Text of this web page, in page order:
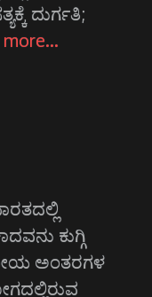
ದುರ್ಗತಿ;
more…
ಕುಗ್ಗಿ
ಅಂತರಗಳ